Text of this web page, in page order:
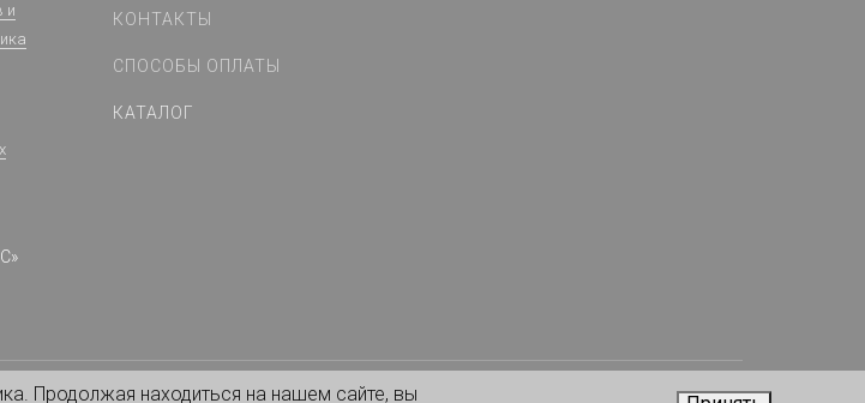
и
КОНТАКТЫ
СПОСОБЫ ОПЛАТЫ
КАТАЛОГ
Продолжая находиться на нашем сайте, вы